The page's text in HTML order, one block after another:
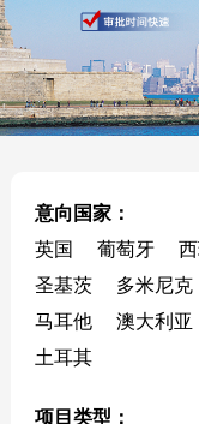
意向国家：
英国
葡萄牙
圣基茨
多米尼克
马耳他
澳大利亚
土耳其
项目类型：